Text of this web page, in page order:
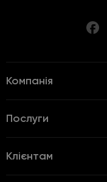
Компанія
Послуги
Клієнтам